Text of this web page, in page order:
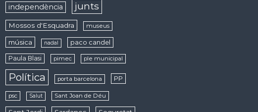
independència junts
Mossos d'Esquadra museus
música nadal paco candel
Paula Blasi pimec ple municipal
Política porta barcelona PP
psc Salut Sant Joan de Déu